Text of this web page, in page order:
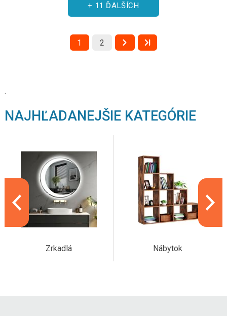
+ 11 ĎALŠÍCH
1 2
NAJHĽADANEJŠIE KATEGÓRIE
Zrkadlá Nábytok